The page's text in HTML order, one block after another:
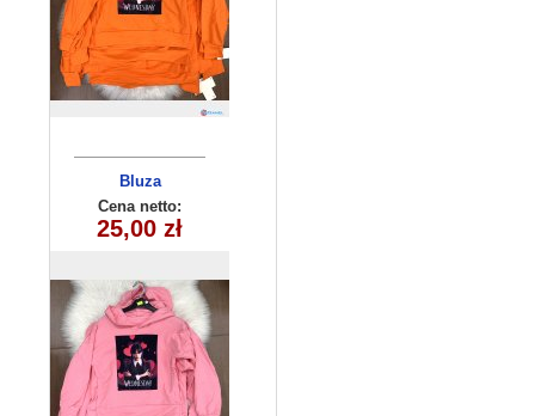
Bluza
dziecięca
(6-16) 6szt
Cena netto:
25,00 zł